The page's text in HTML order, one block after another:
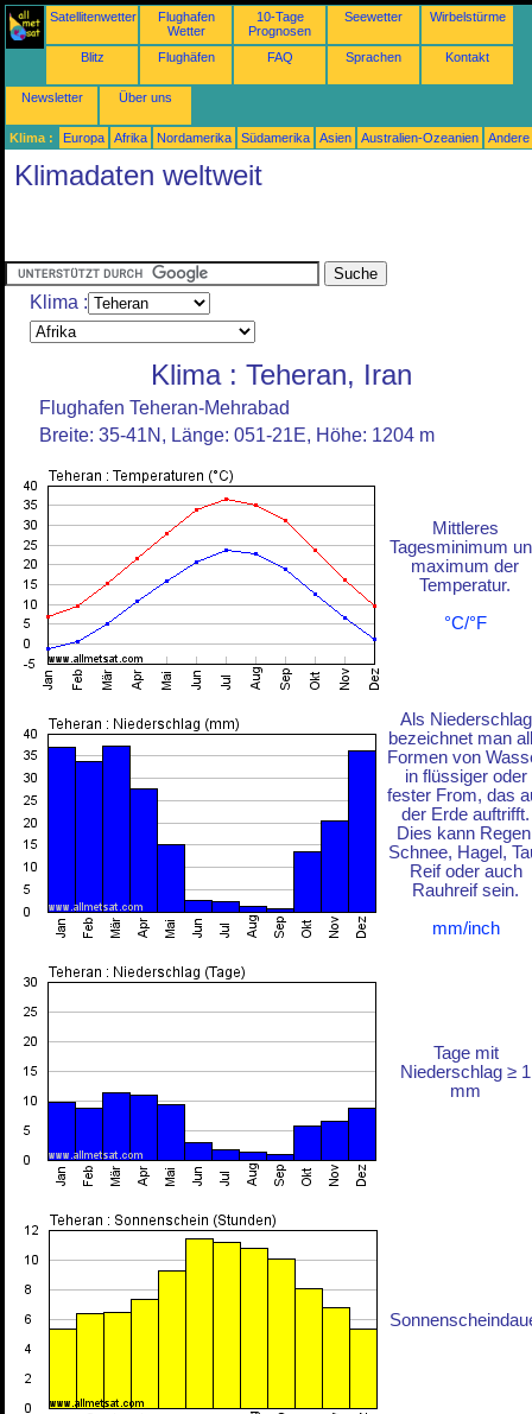
Satellitenwetter
Flughafen
Wetter
10-Tage
Prognosen
Seewetter Wirbelstürme
Blitz Flughäfen FAQ Sprachen Kontakt
Newsletter Über uns
Klima : Europa Afrika Nordamerika Südamerika Asien Australien-Ozeanien Andere
Klimadaten weltweit
Klima :
Klima : Teheran, Iran
Flughafen Teheran-Mehrabad
Breite: 35-41N, Länge: 051-21E, Höhe: 1204 m
Mittleres
Tagesminimum
maximum der
Temperatur.
°C/°F
Als Niederschlag
bezeichnet man
Formen von
in flüssiger oder
fester From, das
der Erde auftrifft.
Dies kann
Schnee, Hagel,
Reif oder auch
Rauhreif sein.
mm/inch
Tage mit
Niederschlag ≥ 1
mm